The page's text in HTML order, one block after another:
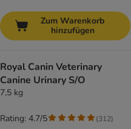
Zum Warenkorb
hinzufügen
Royal Canin Veterinary
Canine Urinary S/O
7,5 kg
Rating: 4.7/5 (312)